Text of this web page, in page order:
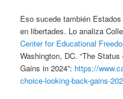
Eso sucede también
en libertades. Lo analiza
Center for Educational
Washington, DC. “The
Gains in 2024”: https://
choice-looking-back-gains-